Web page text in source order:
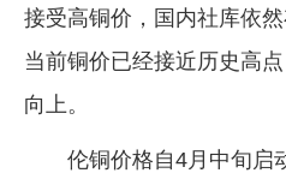
镁钛
地矿 建设
党建工作
企业文化
接受高铜价，国内社库依然
当前铜价已经接近历史高
向上。
伦铜价格自4月中旬启